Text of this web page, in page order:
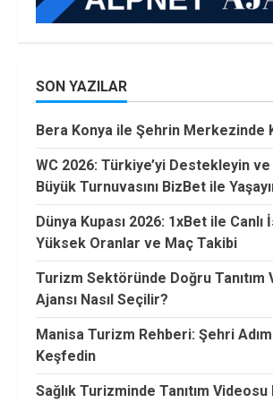
SON YAZILAR
Bera Konya ile Şehrin Merkezinde
WC 2026: Türkiye’yi Destekleyin
Büyük Turnuvasını BizBet ile
Dünya Kupası 2026: 1xBet ile
Yüksek Oranlar ve Maç Takibi
Turizm Sektöründe Doğru Tanıtım
Ajansı Nasıl Seçilir?
Manisa Turizm Rehberi: Şehri Adım
Keşfedin
Sağlık Turizminde Tanıtım